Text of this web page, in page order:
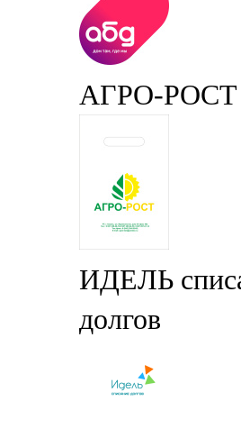
АГРО-РОСТ
ИДЕЛЬ
долгов